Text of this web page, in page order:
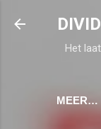
Het
MEER…